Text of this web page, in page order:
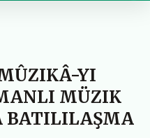
YI
MÜZIK
BATILILAŞMA